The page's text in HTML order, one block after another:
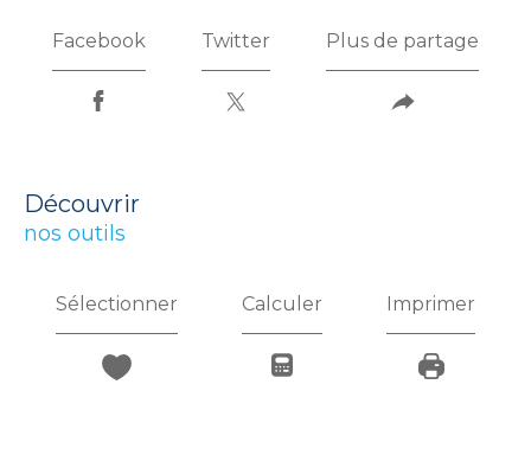
Facebook Twitter Plus de partage
découvrir
nos outils
Sélectionner Calculer Imprimer